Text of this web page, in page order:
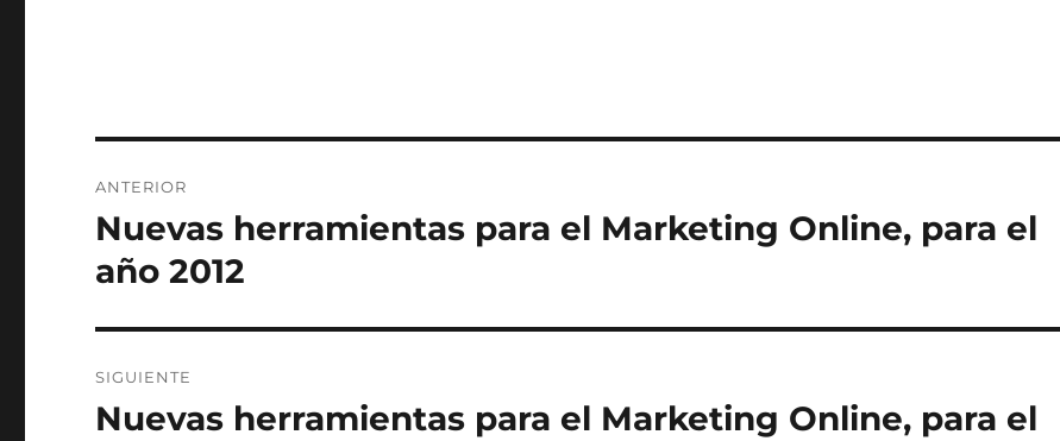
de
entradas
ANTERIOR
Entrada
anterior:
Nuevas herramientas para el Marketing Online, para el
año 2012
SIGUIENTE
Entrada
Nuevas herramientas para el Marketing Online, para el